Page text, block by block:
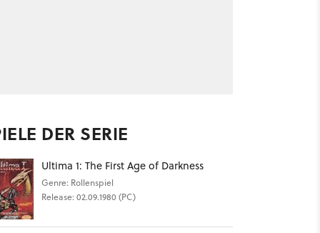
DER SERIE
Ultima 1: The First Age of Darkness
Genre: Rollenspiel
Release: 02.09.1980 (PC)